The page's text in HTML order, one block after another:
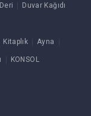
Duvar Kağıdı
Kitaplık Ayna
KONSOL